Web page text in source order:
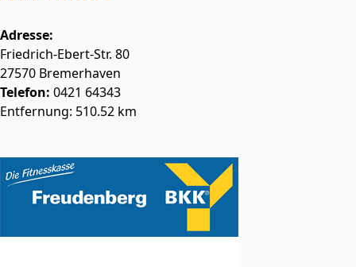
Adresse:
Friedrich-Ebert-Str. 80
27570 Bremerhaven
Telefon: 0421 64343
Entfernung: 510.52 km